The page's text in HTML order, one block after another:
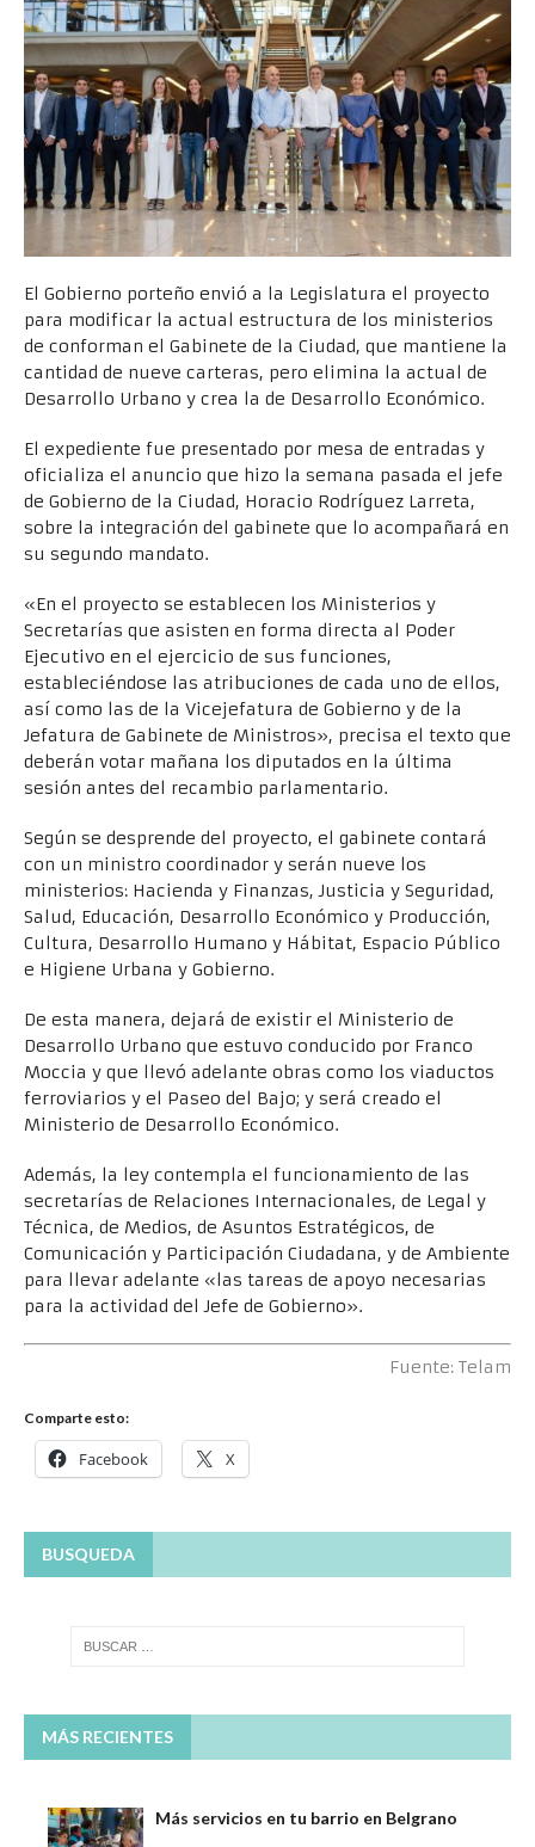
El Gobierno porteño envió a la Legislatura el proyecto
para modificar la actual estructura de los ministerios
de conforman el Gabinete de la Ciudad, que mantiene la
cantidad de nueve carteras, pero elimina la actual de
Desarrollo Urbano y crea la de Desarrollo Económico.
El expediente fue presentado por mesa de entradas y
oficializa el anuncio que hizo la semana pasada el jefe
de Gobierno de la Ciudad, Horacio Rodríguez Larreta,
sobre la integración del gabinete que lo acompañará en
su segundo mandato.
«En el proyecto se establecen los Ministerios y
Secretarías que asisten en forma directa al Poder
Ejecutivo en el ejercicio de sus funciones,
estableciéndose las atribuciones de cada uno de ellos,
así como las de la Vicejefatura de Gobierno y de la
Jefatura de Gabinete de Ministros», precisa el texto que
deberán votar mañana los diputados en la última
sesión antes del recambio parlamentario.
Según se desprende del proyecto, el gabinete contará
con un ministro coordinador y serán nueve los
ministerios: Hacienda y Finanzas, Justicia y Seguridad,
Salud, Educación, Desarrollo Económico y Producción,
Cultura, Desarrollo Humano y Hábitat, Espacio Público
e Higiene Urbana y Gobierno.
De esta manera, dejará de existir el Ministerio de
Desarrollo Urbano que estuvo conducido por Franco
Moccia y que llevó adelante obras como los viaductos
ferroviarios y el Paseo del Bajo; y será creado el
Ministerio de Desarrollo Económico.
Además, la ley contempla el funcionamiento de las
secretarías de Relaciones Internacionales, de Legal y
Técnica, de Medios, de Asuntos Estratégicos, de
Comunicación y Participación Ciudadana, y de Ambiente
para llevar adelante «las tareas de apoyo necesarias
para la actividad del Jefe de Gobierno».
Fuente: Telam
Comparte esto:
Facebook X
BUSQUEDA
MÁS RECIENTES
Más servicios en tu barrio en Belgrano